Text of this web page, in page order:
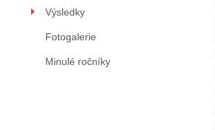
Výsledky
Fotogalerie
Minulé ročníky